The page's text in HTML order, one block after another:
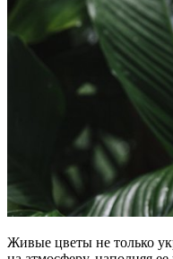
Живые цветы не только